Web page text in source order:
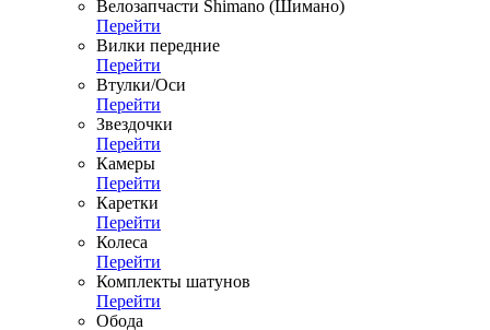
Велозапчасти Shimano (Шимано)
Перейти
Вилки передние
Перейти
Втулки/Оси
Перейти
Звездочки
Перейти
Камеры
Перейти
Каретки
Перейти
Колеса
Перейти
Комплекты шатунов
Перейти
Обода